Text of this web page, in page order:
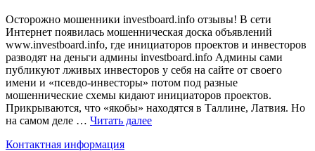
Осторожно мошенники investboard.info отзывы! В сети
Интернет появилась мошенническая доска объявлений
www.investboard.info, где инициаторов проектов и инвесторов
разводят на деньги админы investboard.info Админы сами
публикуют лживых инвесторов у себя на сайте от своего
имени и «псевдо-инвесторы» потом под разные
мошеннические схемы кидают инициаторов проектов.
Прикрываются, что «якобы» находятся в Таллине, Латвия. Но
на самом деле … Читать далее
Контактная информация